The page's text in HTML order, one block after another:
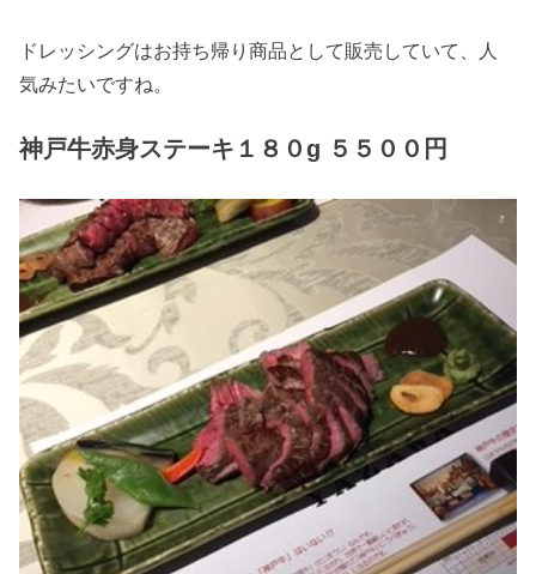
ドレッシングはお持ち帰り商品として販売していて、人
気みたいですね。
神戸牛赤身ステーキ１８０g ５５００円